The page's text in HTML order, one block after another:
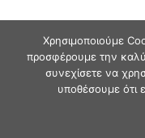
Χρησιμοποιούμε
προσφέρουμε την
συνεχίσετε να
υποθέσουμε ότι